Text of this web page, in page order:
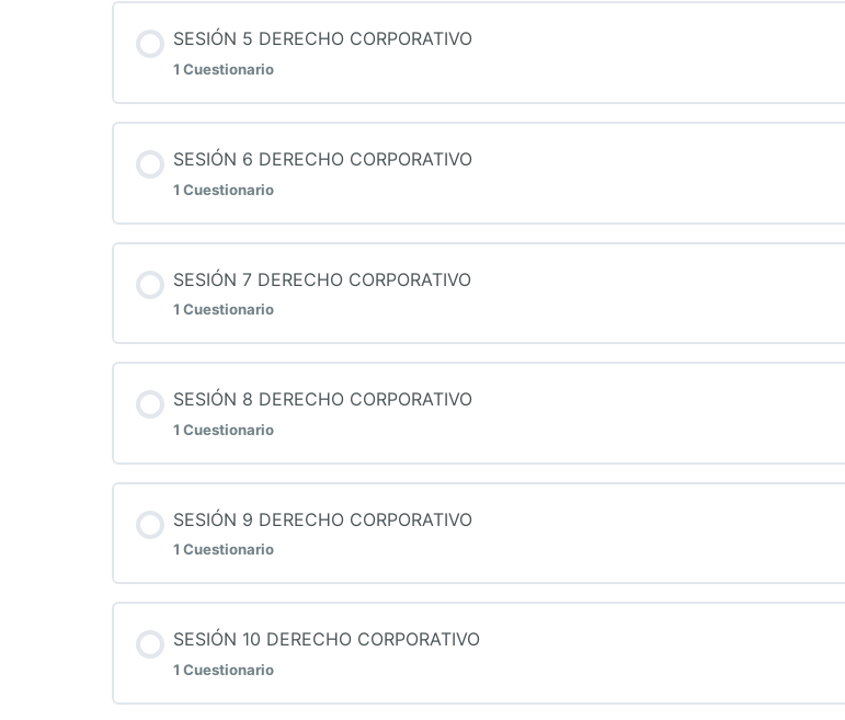
QUIZ 3 DERECHO CORPORATIVO
SESIÓN 5 DERECHO CORPORATIVO
1 Cuestionario
SESIÓN 6 DERECHO CORPORATIVO
1 Cuestionario
SESIÓN 7 DERECHO CORPORATIVO
1 Cuestionario
SESIÓN 8 DERECHO CORPORATIVO
1 Cuestionario
SESIÓN 9 DERECHO CORPORATIVO
1 Cuestionario
SESIÓN 10 DERECHO CORPORATIVO
1 Cuestionario